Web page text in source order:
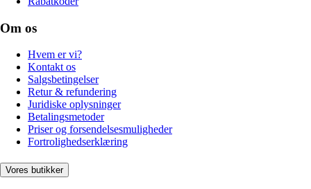
Om os
Hvem er vi?
Kontakt os
Salgsbetingelser
Retur & refundering
Juridiske oplysninger
Betalingsmetoder
Priser og forsendelsesmuligheder
Fortrolighedserklæring
Vores butikker